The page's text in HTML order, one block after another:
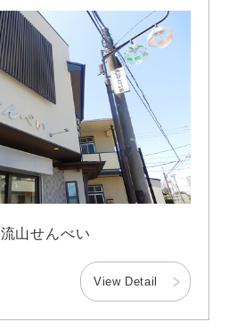
流山せんべい
View Detail